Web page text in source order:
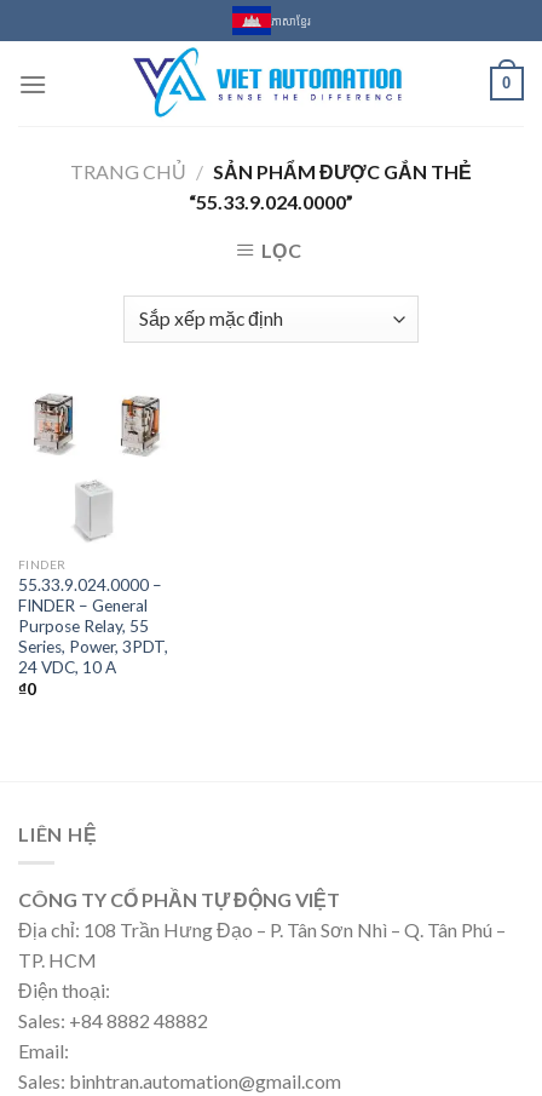
to
content
ភាសាខ្មែរ
0
TRANG CHỦ / SẢN PHẨM ĐƯỢC GẮN THẺ
“55.33.9.024.0000”
LỌC
FINDER
55.33.9.024.0000 –
FINDER – General
Purpose Relay, 55
Series, Power, 3PDT,
24 VDC, 10 A
₫0
LIÊN HỆ
CÔNG TY CỔ PHẦN TỰ ĐỘNG VIỆT
Địa chỉ: 108 Trần Hưng Đạo – P. Tân Sơn Nhì – Q. Tân Phú –
TP. HCM
Điện thoại:
Sales: +84 8882 48882
Email:
Sales: binhtran.automation@gmail.com